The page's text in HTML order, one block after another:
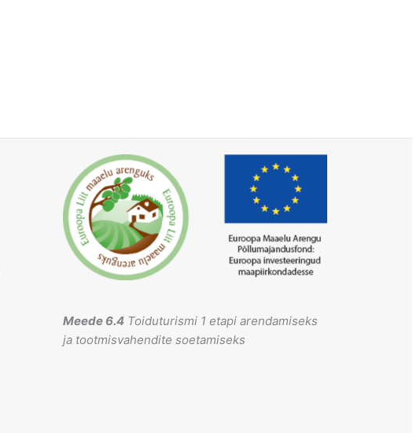
Meede 6.4 Toiduturismi 1 etapi arendamiseks
ja tootmisvahendite soetamiseks